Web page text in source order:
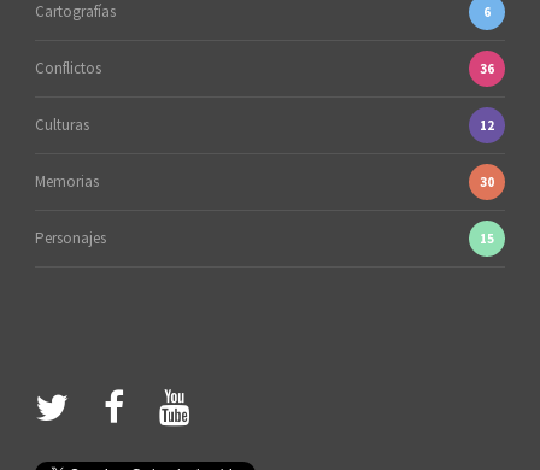
Cartografías 6
Conflictos 36
Culturas 12
Memorias 30
Personajes 15